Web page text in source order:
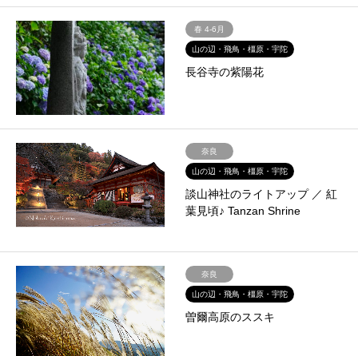
春 4-6月
山の辺・飛鳥・橿原・宇陀
長谷寺の紫陽花
奈良
山の辺・飛鳥・橿原・宇陀
談山神社のライトアップ ／ 紅
葉見頃♪ Tanzan Shrine
奈良
山の辺・飛鳥・橿原・宇陀
曽爾高原のススキ